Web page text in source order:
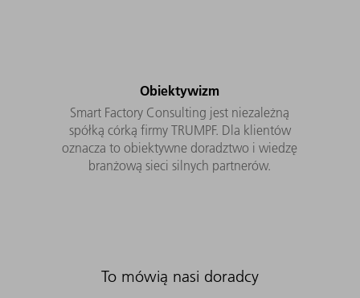
Obiektywizm
Smart Factory Consulting jest niezależną
spółką córką firmy TRUMPF. Dla klientów
oznacza to obiektywne doradztwo i wiedzę
branżową sieci silnych partnerów.
To mówią nasi doradcy